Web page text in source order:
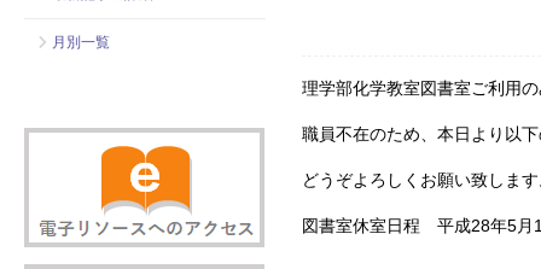
理学部化学教室図書室ご利用
職員不在のため、本日より以
どうぞよろしくお願い致しま
図書室休室日程 平成28年5月
月別一覧